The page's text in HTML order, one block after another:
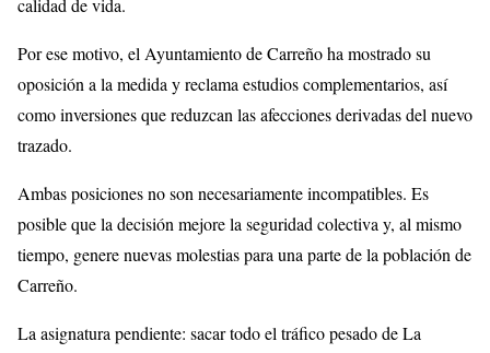
calidad de vida.
Por ese motivo, el Ayuntamiento de Carreño ha mostrado su
oposición a la medida y reclama estudios complementarios, así
como inversiones que reduzcan las afecciones derivadas del nuevo
trazado.
Ambas posiciones no son necesariamente incompatibles. Es
posible que la decisión mejore la seguridad colectiva y, al mismo
tiempo, genere nuevas molestias para una parte de la población de
Carreño.
La asignatura pendiente: sacar todo el tráfico pesado de La